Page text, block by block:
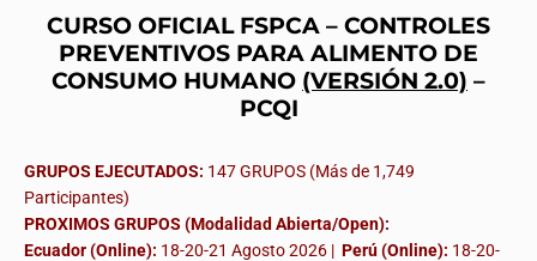
CURSO OFICIAL FSPCA – CONTROLES
PREVENTIVOS PARA ALIMENTO DE
CONSUMO HUMANO (VERSIÓN 2.0) –
PCQI
GRUPOS EJECUTADOS: 147 GRUPOS (Más de 1,749
Participantes)
PROXIMOS GRUPOS (Modalidad Abierta/Open):
Ecuador (Online): 18-20-21 Agosto 2026 | Perú (Online): 18-20-